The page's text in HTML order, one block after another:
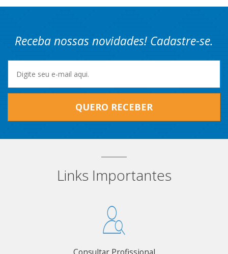
Receba nossas novidades! Cadastre-se.
QUERO RECEBER
Links Importantes